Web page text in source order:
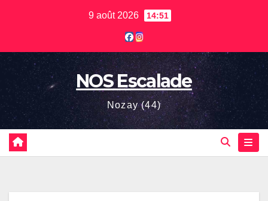
9 août 2026 14:51
NOS Escalade
Nozay (44)